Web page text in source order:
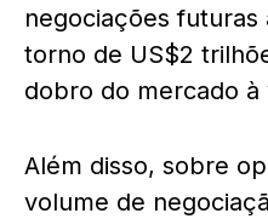
negociações futuras
torno de US$2
dobro do mercado à
Além disso, sobre
volume de